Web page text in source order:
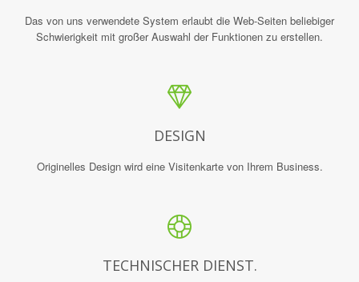
Das von uns verwendete System erlaubt die Web-Seiten beliebiger
Schwierigkeit mit großer Auswahl der Funktionen zu erstellen.
DESIGN
Originelles Design wird eine Visitenkarte von Ihrem Business.
TECHNISCHER DIENST.